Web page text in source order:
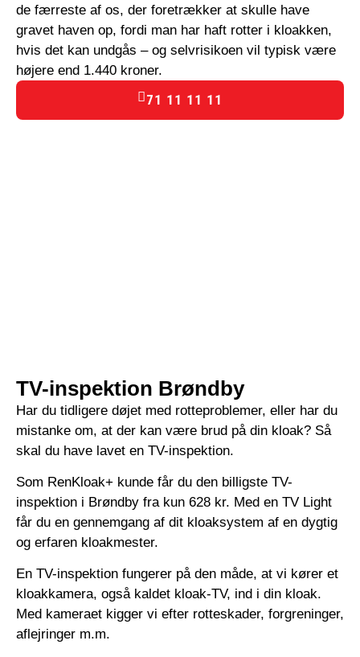
de færreste af os, der foretrækker at skulle have
gravet haven op, fordi man har haft rotter i kloakken,
hvis det kan undgås – og selvrisikoen vil typisk være
højere end 1.440 kroner.
71 11 11 11
TV-inspektion Brøndby
Har du tidligere døjet med rotteproblemer, eller har du
mistanke om, at der kan være brud på din kloak? Så
skal du have lavet en TV-inspektion.
Som RenKloak+ kunde får du den billigste TV-
inspektion i Brøndby fra kun 628 kr. Med en TV Light
får du en gennemgang af dit kloaksystem af en dygtig
og erfaren kloakmester.
En TV-inspektion fungerer på den måde, at vi kører et
kloakkamera, også kaldet kloak-TV, ind i din kloak.
Med kameraet kigger vi efter rotteskader, forgreninger,
aflejringer m.m.